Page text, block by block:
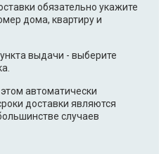
обязательно укажите
дома, квартиру и
выдачи - выберите
автоматически
доставки являются
случаев